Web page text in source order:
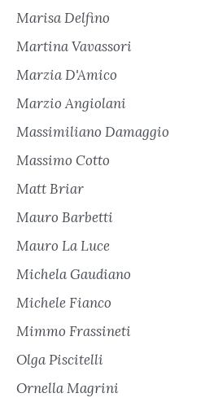
Marisa Delfino
Martina Vavassori
Marzia D'Amico
Marzio Angiolani
Massimiliano Damaggio
Massimo Cotto
Matt Briar
Mauro Barbetti
Mauro La Luce
Michela Gaudiano
Michele Fianco
Mimmo Frassineti
Olga Piscitelli
Ornella Magrini